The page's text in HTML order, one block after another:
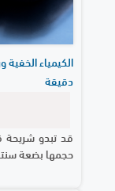
الكيمياء
دقيقة
قد تبدو شريحة
حجمها بضعة